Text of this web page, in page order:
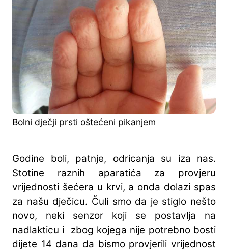
Bolni dječji prsti oštećeni pikanjem
Godine boli, patnje, odricanja su iza nas.
Stotine raznih aparatića za provjeru
vrijednosti šećera u krvi, a onda dolazi spas
za našu dječicu. Čuli smo da je stiglo nešto
novo, neki senzor koji se postavlja na
nadlakticu i zbog kojega nije potrebno bosti
dijete 14 dana da bismo provjerili vrijednost